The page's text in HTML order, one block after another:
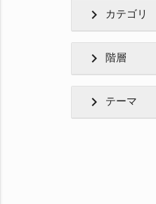
chevron_right カテゴリ
chevron_right 階層
chevron_right テーマ